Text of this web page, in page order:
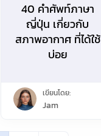
40 คำศัพท์ภาษา
ญี่ปุ่น เกี่ยวกับ
สภาพอากาศ ที่ได้ใช้
บ่อย
เขียนโดย:
Jam